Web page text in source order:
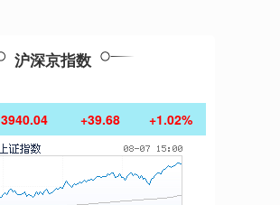
沪深京指数
3940.04 +39.68 +1.02%